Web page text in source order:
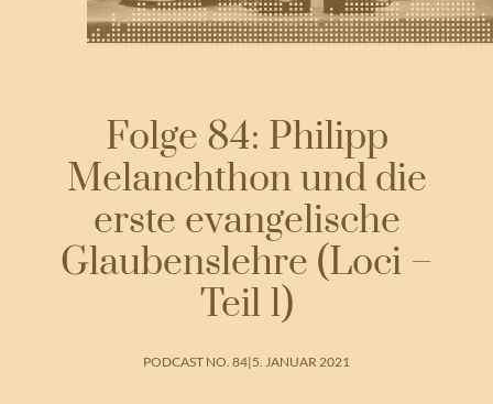
Folge 84: Philipp
Melanchthon und die
erste evangelische
Glaubenslehre (Loci –
Teil 1)
PODCAST NO. 84|5. JANUAR 2021